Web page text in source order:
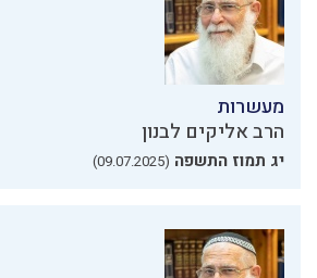
מעשרות
הרב אליקים לבנון
יג תמוז התשפה (09.07.2025)